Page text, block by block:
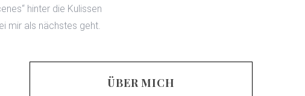
hinter die Kulissen
mir als nächstes geht.
ÜBER MICH